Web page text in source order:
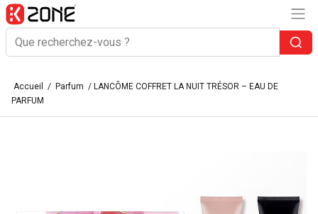
Accueil / Parfum / LANCÔME COFFRET LA NUIT TRÉSOR – EAU DE
PARFUM